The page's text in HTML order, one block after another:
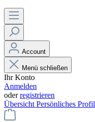
Account
Menü schließen
Ihr Konto
Anmelden
oderregistrieren
Übersicht Persönliches Profil